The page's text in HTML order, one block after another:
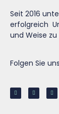
Seit 2016
erfolgreich
und Weise
Folgen Sie